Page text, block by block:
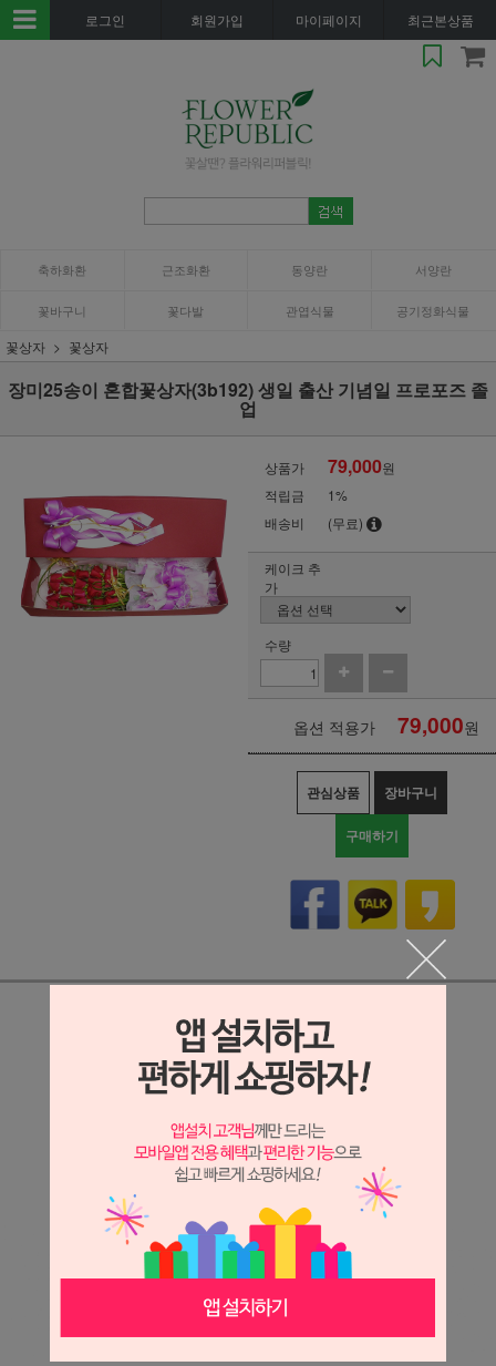
로그인 회원가입 마이페이지 최근본상품
축하화환 근조화환 동양란 서양란
꽃바구니 꽃다발 관엽식물 공기정화식물
꽃상자 꽃상자
장미25송이 혼합꽃상자(3b192) 생일 출산 기념일 프로포즈 졸
업
상품가 79,000원
적립금
1%
배송비
(무료)
케이크 추
가
수량
옵션 적용가 79,000원
관심상품 장바구니
구매하기
상세정보 새창 열기
※ 필독해주세요 ※
장미는 시세 변동에 따라 가격이 달라질 수 있으니
문의 후 주문 바랍니다.